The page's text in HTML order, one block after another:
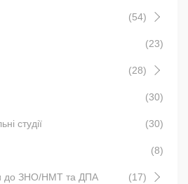
(54)
(23)
(28)
(30)
студії (30)
(8)
до ЗНО/НМТ та ДПА (17)